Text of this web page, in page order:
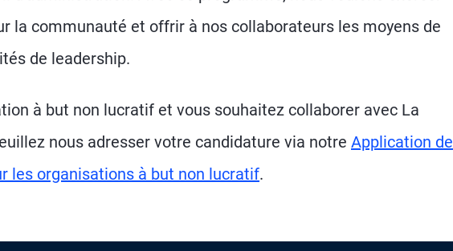
la communauté et offrir à nos collaborateurs les moyens de
de leadership.
à but non lucratif et vous souhaitez collaborer avec La
nous adresser votre candidature via notre Application de
les organisations à but non lucratif.